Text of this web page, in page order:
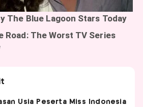
Usia Peserta Miss Indonesia